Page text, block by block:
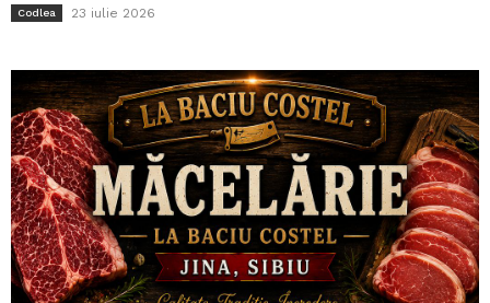
Codlea 23 iulie 2026